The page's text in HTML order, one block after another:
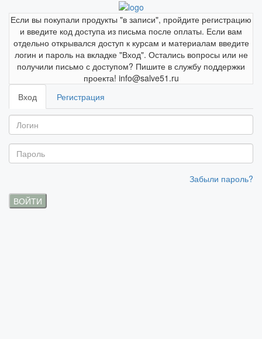
Если вы покупали продукты "в записи", пройдите регистрацию
и введите код доступа из письма после оплаты. Если вам
отдельно открывался доступ к курсам и материалам введите
логин и пароль на вкладке "Вход". Остались вопросы или не
получили письмо с доступом? Пишите в службу поддержки
проекта! info@salve51.ru
Вход
Регистрация
Забыли пароль?
ВОЙТИ